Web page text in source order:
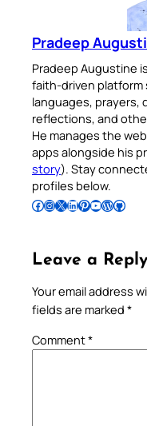
Pradeep
Pradeep Augustine
faith-driven platform
languages, prayers,
reflections, and
He manages the
apps alongside his
story). Stay
profiles below.
Follow Pradeep on Facebook Follow Pradeep on InstagramFollow Pradeep on X Follow Pradeep on LinkedIn Follow Pradeep on Pinterest Subscribe to Pradeep’s Youtube Channel Follow Pradeep on WordPress Follow Pradeep on GitHub
Leave a Reply
Your email address
fields are marked *
Comment*